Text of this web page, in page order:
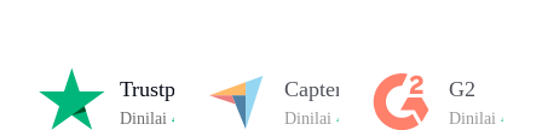
Trustpilot
Dinilai 4.8/5 di Trustpilot
Capterra
Dinilai 4.8/5 di Capterra
G2
Dinilai 4.7/5